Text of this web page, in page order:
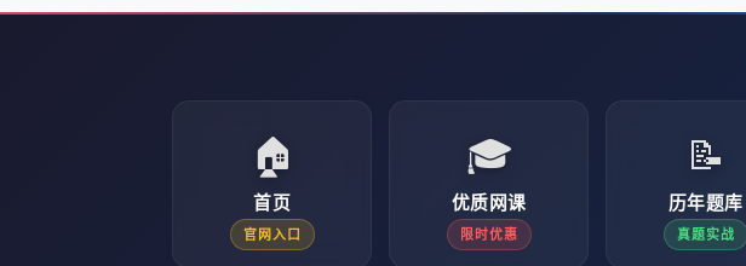
🏠
首页
官网入口
🎓
优质网课
限时优惠
📝
历年题库
真题实战